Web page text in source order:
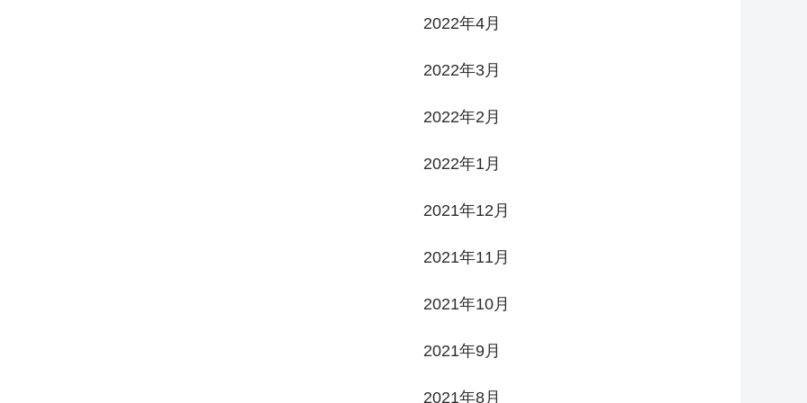
2022年4月
2022年3月
2022年2月
2022年1月
2021年12月
2021年11月
2021年10月
2021年9月
2021年8月